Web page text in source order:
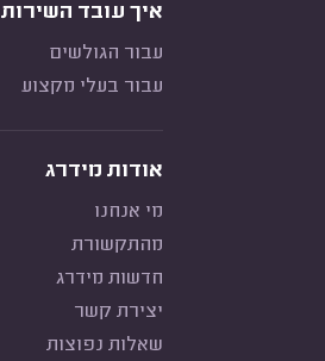
איך עובד השירות
עבור הגולשים
עבור בעלי מקצוע
אודות מידרג
מי אנחנו
מהתקשורת
חדשות מידרג
יצירת קשר
שאלות נפוצות